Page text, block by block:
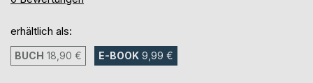
erhältlich als:
BUCH 18,90 € E-BOOK 9,99 €